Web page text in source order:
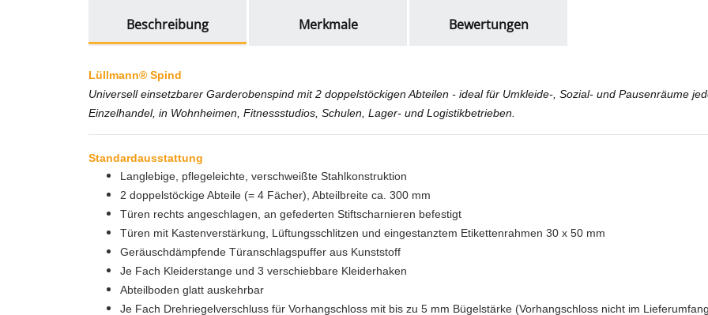
Beschreibung
Merkmale Bewertungen
Lüllmann® Spind
Universell einsetzbarer Garderobenspind mit 2 doppelstöckigen Abteilen - ideal für Umkleide-, Sozial- und Pausenräume
Einzelhandel, in Wohnheimen, Fitnessstudios, Schulen, Lager- und Logistikbetrieben.
Standardausstattung
Langlebige, pflegeleichte, verschweißte Stahlkonstruktion
2 doppelstöckige Abteile (= 4 Fächer), Abteilbreite ca. 300 mm
Türen rechts angeschlagen, an gefederten Stiftscharnieren befestigt
Türen mit Kastenverstärkung, Lüftungsschlitzen und eingestanztem Etikettenrahmen 30 x 50 mm
Geräuschdämpfende Türanschlagspuffer aus Kunststoff
Je Fach Kleiderstange und 3 verschiebbare Kleiderhaken
Abteilboden glatt auskehrbar
Je Fach Drehriegelverschluss für Vorhangschloss mit bis zu 5 mm Bügelstärke (Vorhangschloss nicht im